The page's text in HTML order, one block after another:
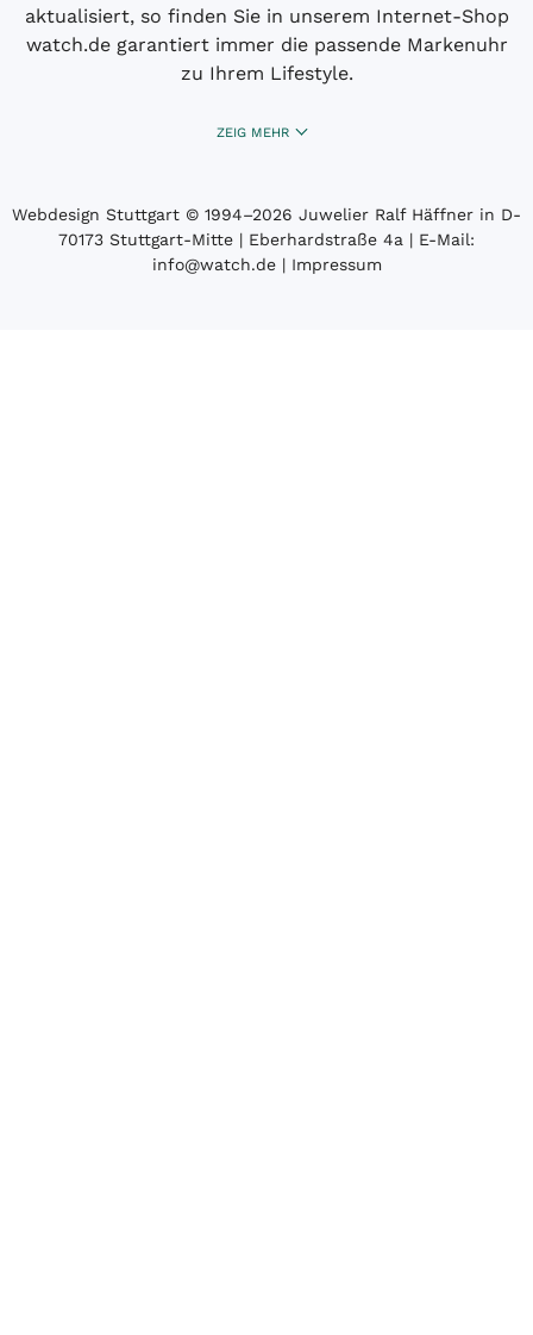
aktualisiert, so finden Sie in unserem Internet-Shop
watch.de garantiert immer die passende Markenuhr
zu Ihrem Lifestyle.
ZEIG MEHR
Webdesign Stuttgart © 1994­–2026 Juwelier Ralf Häffner in D-
70173 Stuttgart-Mitte | Eberhardstraße 4a | E-Mail:
info@watch.de|Impressum